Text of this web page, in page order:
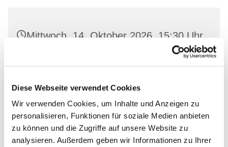
Diese Webseite verwendet Cookies
Wir verwenden Cookies, um Inhalte und Anzeigen zu
personalisieren, Funktionen für soziale Medien anbieten
zu können und die Zugriffe auf unsere Website zu
analysieren. Außerdem geben wir Informationen zu Ihrer
Mittwoch, 14. Oktober 2026, 15:30 Uhr